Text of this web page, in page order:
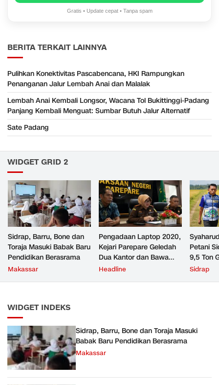
Gratis • Update cepat • Tanpa spam
BERITA TERKAIT LAINNYA
Pulihkan Konektivitas Pascabencana, HKI Rampungkan
Penanganan Jalur Lembah Anai dan Malalak
Lembah Anai Kembali Longsor, Wacana Tol Bukittinggi-Padang
Panjang Kembali Menguat: Sumbar Butuh Jalur Alternatif
Sate Padang
WIDGET GRID 2
Sidrap, Barru, Bone dan
Toraja Masuki Babak Baru
Pendidikan Berasrama
Makassar
Pengadaan Laptop 2020,
Kejari Parepare Geledah
Dua Kantor dan Bawa
Satu Boks Dokumen
Headline
Petani
9,5 Ton
Hektare
Sidrap
WIDGET INDEKS
Sidrap, Barru, Bone dan Toraja Masuki
Babak Baru Pendidikan Berasrama
Makassar